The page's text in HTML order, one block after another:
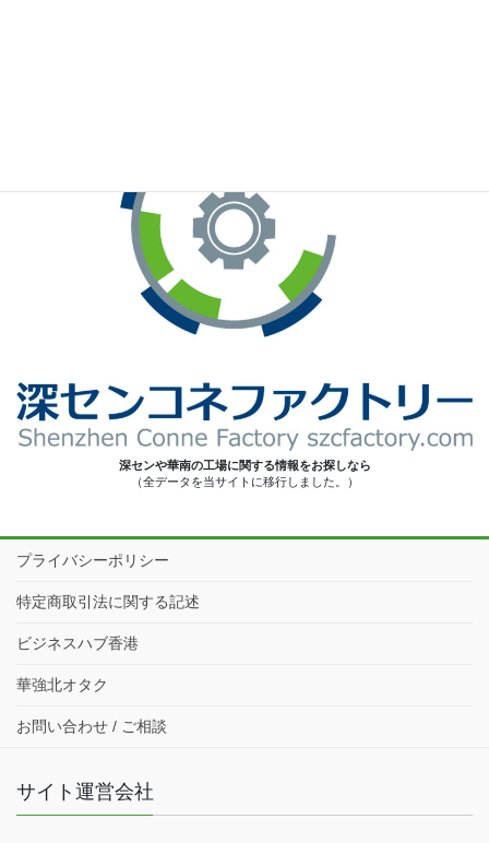
深センや華南の工場に関する情報をお探しなら
（全データを当サイトに移行しました。）
プライバシーポリシー
特定商取引法に関する記述
ビジネスハブ香港
華強北オタク
お問い合わせ / ご相談
サイト運営会社